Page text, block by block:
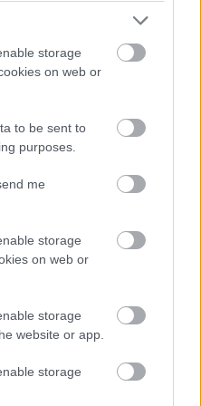
storage
on web or
to be sent to
purposes.
me
storage
on web or
storage
website or app.
storage
valamint az alacsony
fűtési és
Campusban alakította ki
ahová tavasszal már
új munkahelyüket már az